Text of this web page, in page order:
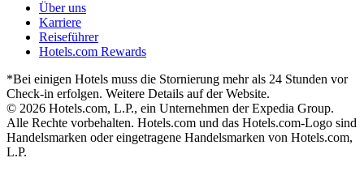
Über uns
Karriere
Reiseführer
Hotels.com Rewards
*Bei einigen Hotels muss die Stornierung mehr als 24 Stunden vor
Check-in erfolgen. Weitere Details auf der Website.
© 2026 Hotels.com, L.P., ein Unternehmen der Expedia Group.
Alle Rechte vorbehalten. Hotels.com und das Hotels.com-Logo sind
Handelsmarken oder eingetragene Handelsmarken von Hotels.com,
L.P.